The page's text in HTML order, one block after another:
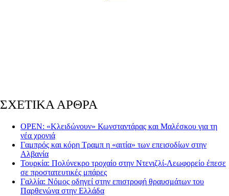
ΣΧΕΤΙΚΑ ΑΡΘΡΑ
OPEN: «Κλειδώνουν» Κωνσταντάρας και Μαλέσκου για τη
νέα χρονιά
Γαμπρός και κόρη Τραμπ η «αιτία» των επεισοδίων στην
Αλβανία
Τουρκία: Πολύνεκρο τροχαίο στην Ντενιζλί-Λεωφορείο έπεσε
σε προστατευτικές μπάρες
Γαλλία: Νόμος οδηγεί στην επιστροφή θραυσμάτων του
Παρθενώνα στην Ελλάδα